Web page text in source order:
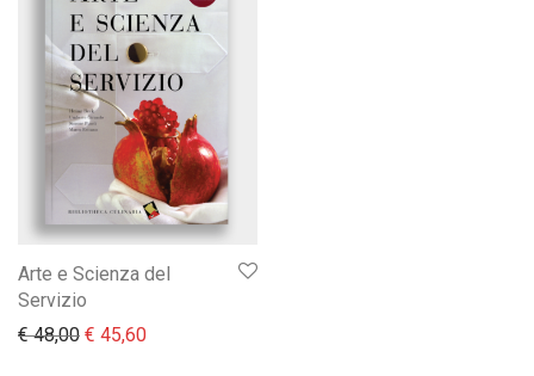
Arte e Scienza del
Servizio
€48,00 Il prezzo originale era: € 48,00.
€ 45,60Il prezzo attuale è: € 45,60.